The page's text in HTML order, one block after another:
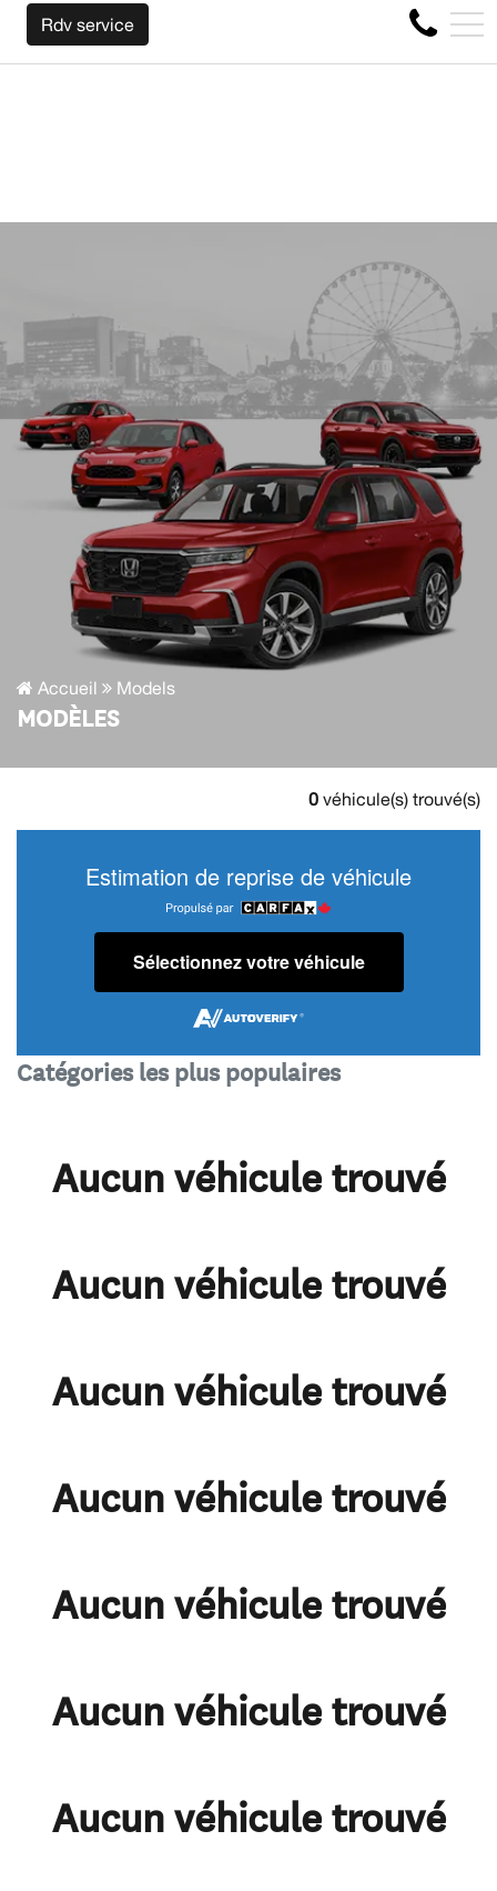
NOUS RACHETONS VOTRE AUTO PEU
4356 Boul Métropolitain E, Montréal, QC, CA H1S 1A2
EN
Rdv service
Accueil Models
MODÈLES
0 véhicule(s) trouvé(s)
Estimation de reprise de véhicule
Sélectionnez votre véhicule
Catégories les plus populaires
Aucun véhicule trouvé
Aucun véhicule trouvé
Aucun véhicule trouvé
Aucun véhicule trouvé
Aucun véhicule trouvé
Aucun véhicule trouvé
Aucun véhicule trouvé